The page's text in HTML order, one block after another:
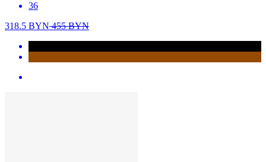
36
318.5 BYN455BYN